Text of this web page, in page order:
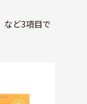
など3項目で